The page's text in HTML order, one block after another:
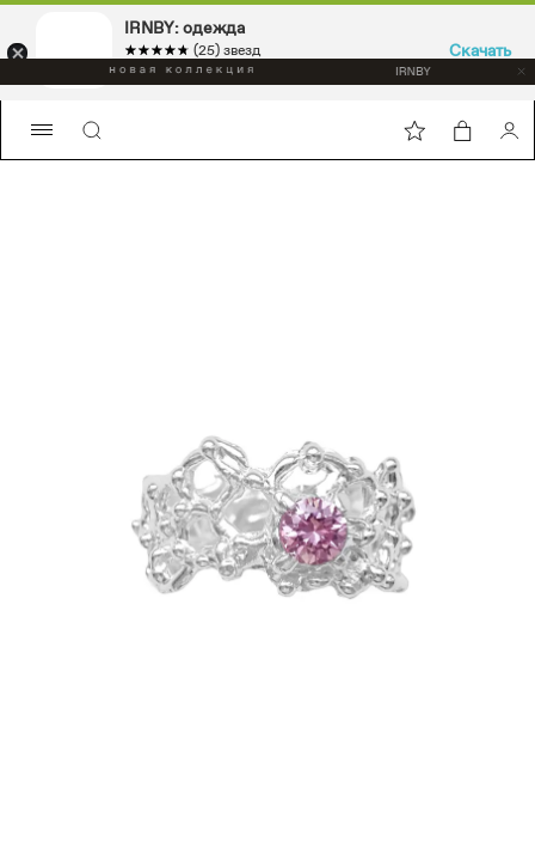
IRNBY: одежда
☆☆☆☆☆
★★★★★ (25) звезд
Sport & casual, аксессуары
Скачать